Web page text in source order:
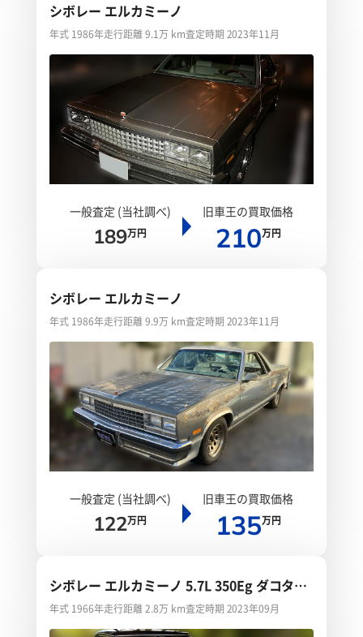
シボレー エルカミーノ
年式 1986年走行距離 9.1万 km査定時期 2023年11月
一般査定 (当社調べ)
189万円
旧車王の買取価格
210万円
シボレー エルカミーノ
年式 1986年走行距離 9.9万 km査定時期 2023年11月
一般査定 (当社調べ)
122万円
旧車王の買取価格
135万円
シボレー エルカミーノ 5.7L 350Eg ダコタデ
ジタル
年式 1966年走行距離 2.8万 km査定時期 2023年09月